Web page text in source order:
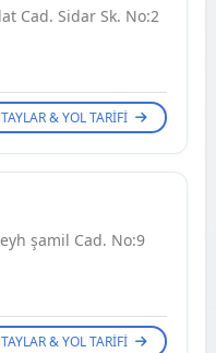
Cad. Sidar Sk. No:2
& YOL TARIFI
şamil Cad. No:9
& YOL TARIFI